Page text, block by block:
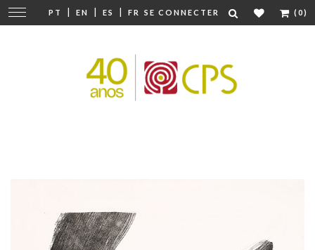
PT | EN | ES | FR SE CONNECTER (0)
Modifier
la